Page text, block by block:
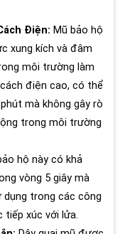
Điện: Mũ bảo hộ
xung kích và đâm
môi trường làm
điện cao, có thể
mà không gây rò
trong môi trường
hộ này có khả
vòng 5 giây mà
dụng trong các công
tiếp xúc với lửa.